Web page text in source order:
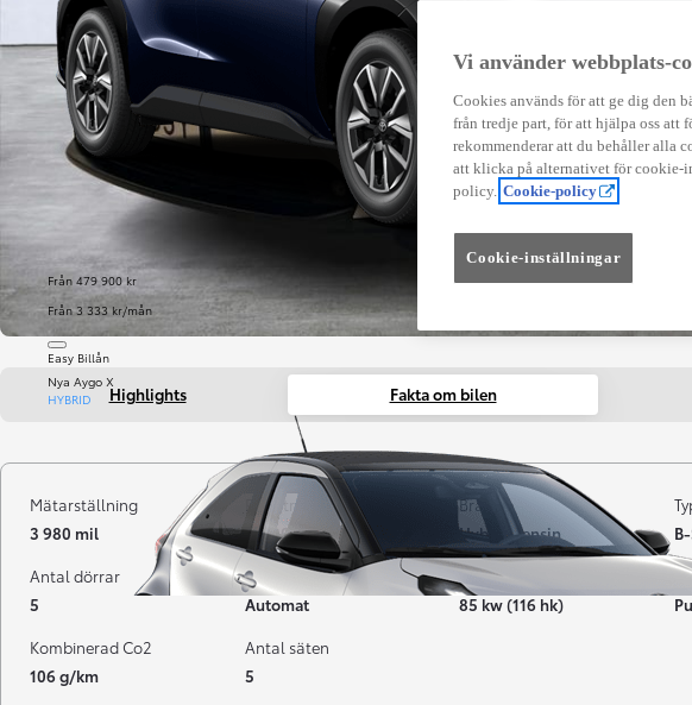
Från 479 900 kr
Från 3 333 kr/mån
Easy Billån
Nya Aygo X
HYBRID
Highlights Fakta om bilen
Mätarställning
3 980 mil
Registrerad
06-2023
Bränsle
Hybrid Bensin
Antal dörrar
5
Växellåda
Automat
Effekt
85 kw (116 hk)
Kombinerad Co2
106 g/km
Antal säten
5
Vi använder webbplats-
Cookies används för att ge dig den
från tredje part, för att hjälpa oss att
rekommenderar att du behåller alla
att klicka på alternativet för
policy. Cookie-policy
Cookie-inställningar